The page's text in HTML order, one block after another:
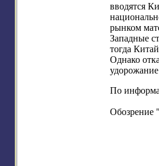
вводятся
рынком
Западные
тогда
Однако
По
Обозрение